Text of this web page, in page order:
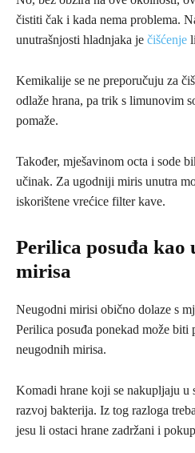
čistiti čak i kada nema problema.
unutrašnjosti hladnjaka je čišćenje
Kemikalije se ne preporučuju za
odlaže hrana, pa trik s limunovim
pomaže.
Također, mješavinom octa i sode
učinak. Za ugodniji miris unutra
iskorištene vrećice filter kave.
Perilica posuđa kao
mirisa
Neugodni mirisi obično dolaze s
Perilica posuđa ponekad može
neugodnih mirisa.
Komadi hrane koji se nakupljaju u
razvoj bakterija. Iz tog razloga
jesu li ostaci hrane zadržani i